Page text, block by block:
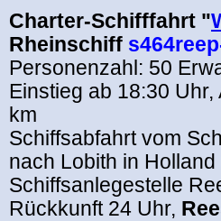
Charter-Schifffahrt "
Rheinschiff
Personenzahl: 50
Einstieg ab 18:30 Uhr,
km
Schiffsabfahrt vom
nach Lobith in
Schiffsanlegestelle
Rückkunft 24 Uhr,